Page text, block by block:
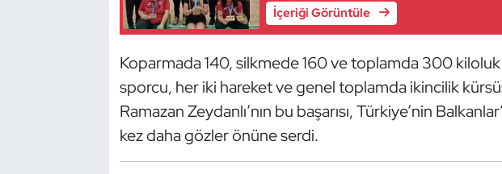
İçeriği Görüntüle
Koparmada 140, silkmede 160 ve toplamda 300
sporcu, her iki hareket ve genel toplamda ikincilik
Ramazan Zeydanlı’nın bu başarısı, Türkiye’nin
kez daha gözler önüne serdi.
Hava Sporları